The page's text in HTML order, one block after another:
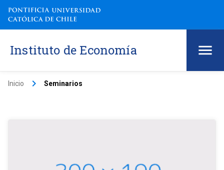
Instituto de Economía
Inicio keyboard_arrow_right Seminarios